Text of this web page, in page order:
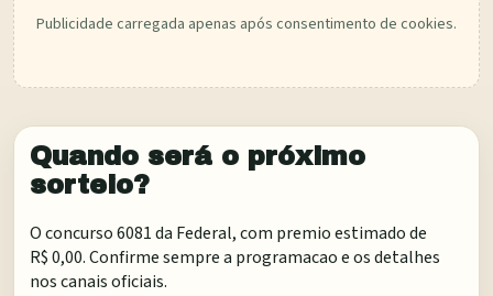
Publicidade carregada apenas após consentimento de cookies.
Quando será o próximo
sorteio?
O concurso 6081 da Federal, com premio estimado de
R$ 0,00. Confirme sempre a programacao e os detalhes
nos canais oficiais.